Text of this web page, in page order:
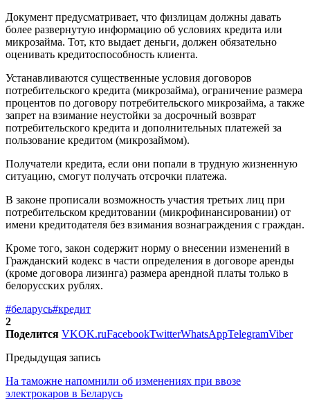
Документ предусматривает, что физлицам должны давать
более развернутую информацию об условиях кредита или
микрозайма. Тот, кто выдает деньги, должен обязательно
оценивать кредитоспособность клиента.
Устанавливаются существенные условия договоров
потребительского кредита (микрозайма), ограничение размера
процентов по договору потребительского микрозайма, а также
запрет на взимание неустойки за досрочный возврат
потребительского кредита и дополнительных платежей за
пользование кредитом (микрозаймом).
Получатели кредита, если они попали в трудную жизненную
ситуацию, смогут получать отсрочки платежа.
В законе прописали возможность участия третьих лиц при
потребительском кредитовании (микрофинансировании) от
имени кредитодателя без взимания вознаграждения с граждан.
Кроме того, закон содержит норму о внесении изменений в
Гражданский кодекс в части определения в договоре аренды
(кроме договора лизинга) размера арендной платы только в
белорусских рублях.
#беларусь#кредит
2
Поделится VKOK.ruFacebookTwitterWhatsAppTelegramViber
Предыдущая запись
На таможне напомнили об изменениях при ввозе
электрокаров в Беларусь